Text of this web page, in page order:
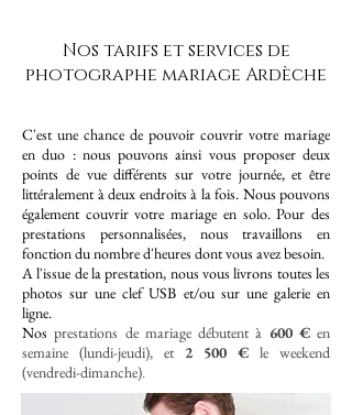
Nos tarifs et services de
photographe mariage Ardèche
C'est une chance de pouvoir couvrir votre mariage
en duo : nous pouvons ainsi vous proposer deux
points de vue différents sur votre journée, et être
littéralement à deux endroits à la fois. Nous pouvons
également couvrir votre mariage en solo.Pour des
prestations personnalisées, nous travaillons en
fonction du nombre d'heures dont vous avez besoin.
A l'issue de la prestation, nous vous livrons toutes les
photos sur une clef USB et/ou sur une galerie en
ligne.
Nosprestations de mariage débutent à 600 €en
semaine (lundi-jeudi), et 2 500 € le weekend
(vendredi-dimanche).